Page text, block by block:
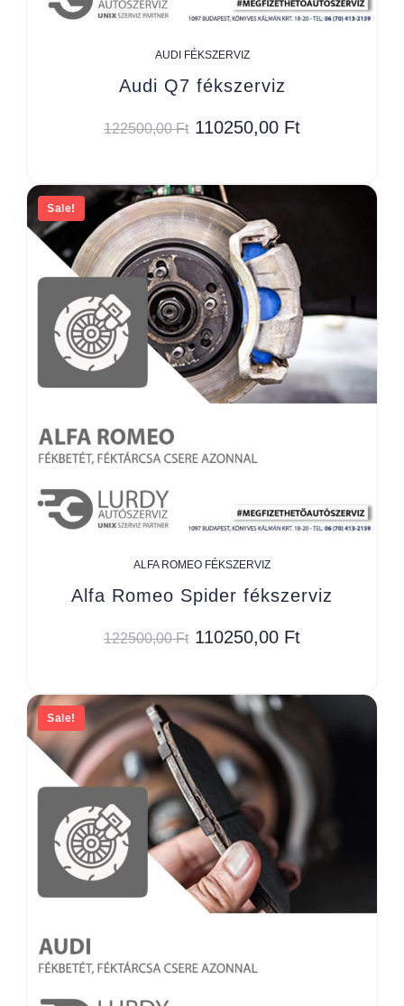
AUDI FÉKSZERVIZ
Audi Q7 fékszerviz
122500,00Ft 110250,00 Ft
Sale!
ALFA ROMEO FÉKSZERVIZ
Alfa Romeo Spider fékszerviz
122500,00Ft 110250,00 Ft
Sale!